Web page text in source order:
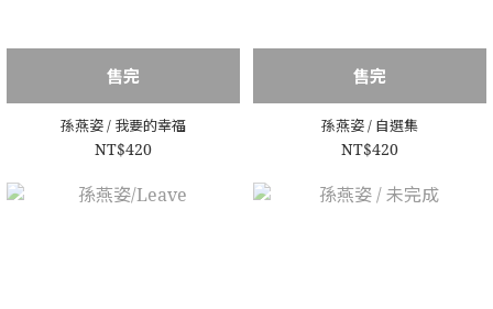
售完
孫燕姿 / 我要的幸福
NT$420
售完
孫燕姿 / 自選集
NT$420